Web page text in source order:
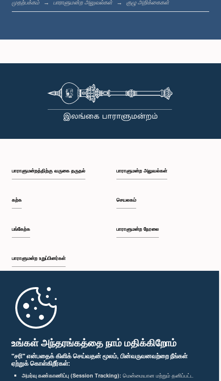
உங்கள் அந்தரங்கத்தை நாம் மதிக்கிறோம்
"சரி" என்பதைக் கிளிக் செய்வதன் மூலம், பின்வருவனவற்றை நீங்கள்
ஏற்றுக் கொள்கிறீர்கள்:
அமர்வு கண்காணிப்பு (Session Tracking): மென்மையான மற்றும் தனிப்பட்ட
முதற்பக்கம் பாராளுமன்ற அலுவல்கள் குழு அறிக்கைகள்
பாராளுமன்றத்திற்கு வருகை தருதல்
கற்க
பங்கேற்க
பாராளுமன்ற உறுப்பினர்கள்
முதற்பக்கம்
பாராளுமன்ற அலுவல்கள்
செயலகம்
பாராளுமன்ற நேரலை
பாராளுமன்ற கையடக்க செயலி